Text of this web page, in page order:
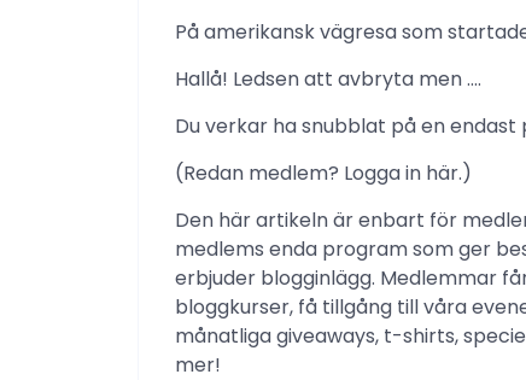
På amerikansk vägresa som
Hallå! Ledsen att avbryta men ….
Du verkar ha snubblat på en
(Redan medlem? Logga in här.)
Den här artikeln är enbart för
medlems enda program som ger
erbjuder blogginlägg. Medlemmar
bloggkurser, få tillgång till våra
månatliga giveaways, t-shirts,
mer!